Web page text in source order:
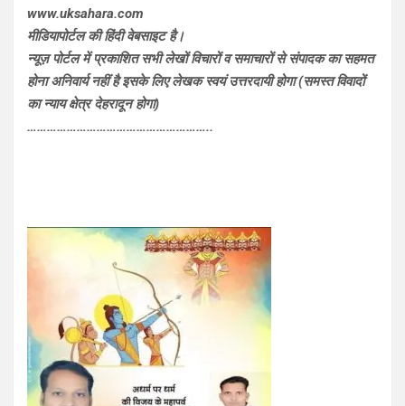
www.uksahara.com
मीडियापोर्टल की हिंदी वेबसाइट है।
न्यूज़ पोर्टल में प्रकाशित सभी लेखों विचारों व समाचारों से संपादक का सहमत
होना अनिवार्य नहीं है इसके लिए लेखक स्वयं उत्तरदायी होगा (समस्त विवादों
का न्याय क्षेत्र देहरादून होगा)
………………………………………………..